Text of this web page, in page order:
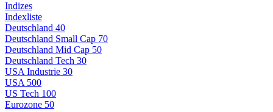
Indizes
Indexliste
Deutschland 40
Deutschland Small Cap 70
Deutschland Mid Cap 50
Deutschland Tech 30
USA Industrie 30
USA 500
US Tech 100
Eurozone 50